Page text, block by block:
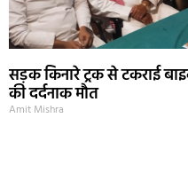
सड़क किनारे ट्रक से टकराई
की दर्दनाक मौत
Amit Mishra